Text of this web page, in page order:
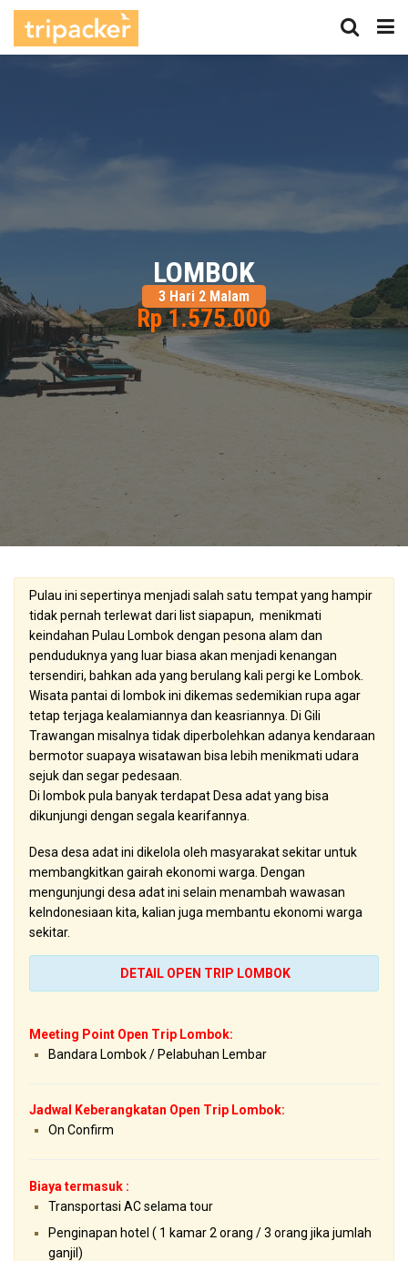
LOMBOK
3 Hari 2 Malam
Rp 1.575.000
Pulau ini sepertinya menjadi salah satu tempat yang hampir
tidak pernah terlewat dari list siapapun, menikmati
keindahan Pulau Lombok dengan pesona alam dan
penduduknya yang luar biasa akan menjadi kenangan
tersendiri, bahkan ada yang berulang kali pergi ke Lombok.
Wisata pantai di lombok ini dikemas sedemikian rupa agar
tetap terjaga kealamiannya dan keasriannya. Di Gili
Trawangan misalnya tidak diperbolehkan adanya kendaraan
bermotor suapaya wisatawan bisa lebih menikmati udara
sejuk dan segar pedesaan.
Di lombok pula banyak terdapat Desa adat yang bisa
dikunjungi dengan segala kearifannya.
Desa desa adat ini dikelola oleh masyarakat sekitar untuk
membangkitkan gairah ekonomi warga. Dengan
mengunjungi desa adat ini selain menambah wawasan
keIndonesiaan kita, kalian juga membantu ekonomi warga
sekitar.
DETAIL OPEN TRIP LOMBOK
Meeting Point Open Trip Lombok:
Bandara Lombok / Pelabuhan Lembar
Jadwal Keberangkatan Open Trip Lombok:
On Confirm
Biaya termasuk :
Transportasi AC selama tour
Penginapan hotel ( 1 kamar 2 orang / 3 orang jika jumlah
ganjil)